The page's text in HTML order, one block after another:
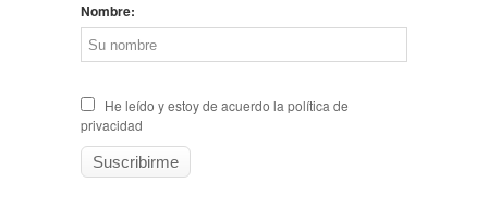
Nombre:
He leído y estoy de acuerdo la política de
privacidad